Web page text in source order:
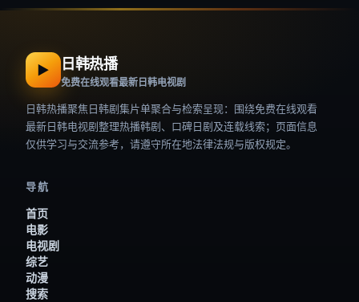
▶ 日韩热播
免费在线观看最新日韩电视剧
日韩热播聚焦日韩剧集片单聚合与检索呈现：围绕免费在线观看
最新日韩电视剧整理热播韩剧、口碑日剧及连载线索；页面信息
仅供学习与交流参考，请遵守所在地法律法规与版权规定。
导航
首页
电影
电视剧
综艺
动漫
搜索